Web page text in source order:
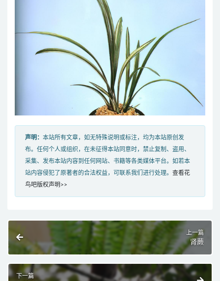
声明： 本站所有文章，如无特殊说明或标注，均为本站原创发
布。任何个人或组织，在未征得本站同意时，禁止复制、盗用、
采集、发布本站内容到任何网站、书籍等各类媒体平台。如若本
站内容侵犯了原著者的合法权益，可联系我们进行处理。 查看花
鸟吧版权声明>>
上一篇
肾蕨
下一篇